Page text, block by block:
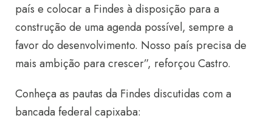
país e colocar a Findes à disposição para a
construção de uma agenda possível, sempre a
favor do desenvolvimento. Nosso país precisa de
mais ambição para crescer”, reforçou Castro.
Conheça as pautas da Findes discutidas com a
bancada federal capixaba: